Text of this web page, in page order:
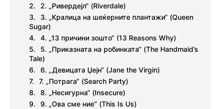
2. „Ривердејл“ (Riverdale)
3. „Кралица на шеќерните плантажи“ (Queen
Sugar)
4. „13 причини зошто“ (13 Reasons Why)
5. „Приказната на робинката“ (The Handmaid’s
Tale)
6. „Девицата Џејн“ (Jane the Virgin)
7. „Потрага“ (Search Party)
8. „Несигурна“ (Insecure)
9. „Ова сме ние“ (This Is Us)